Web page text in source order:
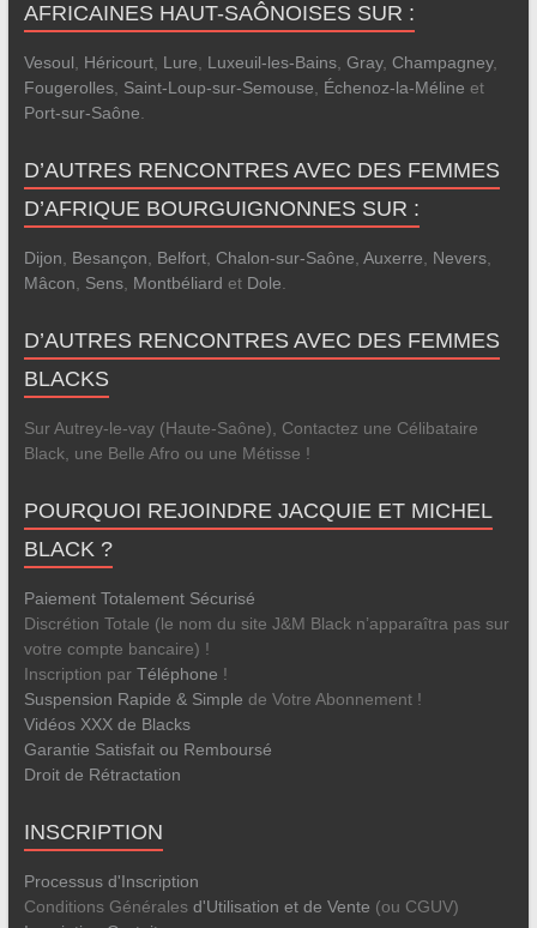
AFRICAINES HAUT-SAÔNOISES SUR :
Vesoul, Héricourt, Lure, Luxeuil-les-Bains, Gray, Champagney,
Fougerolles, Saint-Loup-sur-Semouse, Échenoz-la-Méline et
Port-sur-Saône.
D’AUTRES RENCONTRES AVEC DES FEMMES
D’AFRIQUE BOURGUIGNONNES SUR :
Dijon, Besançon, Belfort, Chalon-sur-Saône, Auxerre, Nevers,
Mâcon, Sens, Montbéliard et Dole.
D’AUTRES RENCONTRES AVEC DES FEMMES
BLACKS
Sur Autrey-le-vay (Haute-Saône), Contactez une Célibataire
Black, une Belle Afro ou une Métisse !
POURQUOI REJOINDRE JACQUIE ET MICHEL
BLACK ?
Paiement Totalement Sécurisé
Discrétion Totale (le nom du site J&M Black n’apparaîtra pas sur
votre compte bancaire) !
Inscription par Téléphone !
Suspension Rapide & Simple de Votre Abonnement !
Vidéos XXX de Blacks
Garantie Satisfait ou Remboursé
Droit de Rétractation
INSCRIPTION
Processus d'Inscription
Conditions Générales d'Utilisation et de Vente (ou CGUV)